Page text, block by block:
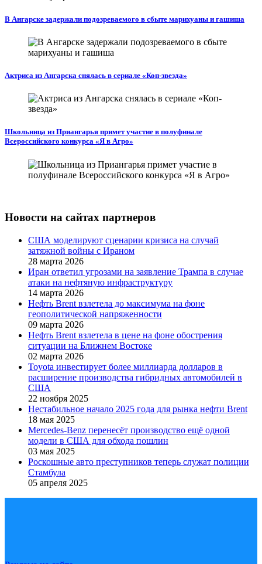
В Ангарске задержали подозреваемого в сбыте марихуаны и гашиша
Актриса из Ангарска снялась в сериале «Коп-звезда»
Школьница из Приангарья примет участие в полуфинале
Всероссийского конкурса «Я в Агро»
Новости на сайтах партнеров
США моделируют сценарии кризиса на случай
затяжной войны с Ираном
28 марта 2026
Иран ответил угрозами на заявление Трампа в случае
атаки на нефтяную инфраструктуру
14 марта 2026
Нефть Brent взлетела до максимума на фоне
геополитической напряженности
09 марта 2026
Нефть Brent взлетела в цене на фоне обострения
ситуации на Ближнем Востоке
02 марта 2026
Toyota инвестирует более миллиарда долларов в
расширение производства гибридных автомобилей в
США
22 ноября 2025
Нестабильное начало 2025 года для рынка нефти Brent
18 мая 2025
Mercedes-Benz перенесёт производство ещё одной
модели в США для обхода пошлин
03 мая 2025
Роскошные авто преступников теперь служат полиции
Стамбула
05 апреля 2025